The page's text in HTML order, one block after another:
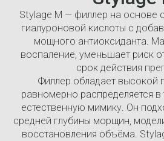
Stylage M — филлер на основе
гиалуроновой кислоты с
мощного антиоксиданта.
воспаление, уменьшает риск
срок действия
Филлер обладает высокой
равномерно распределяется в
естественную мимику. Он
средней глубины морщин,
восстановления объёма.